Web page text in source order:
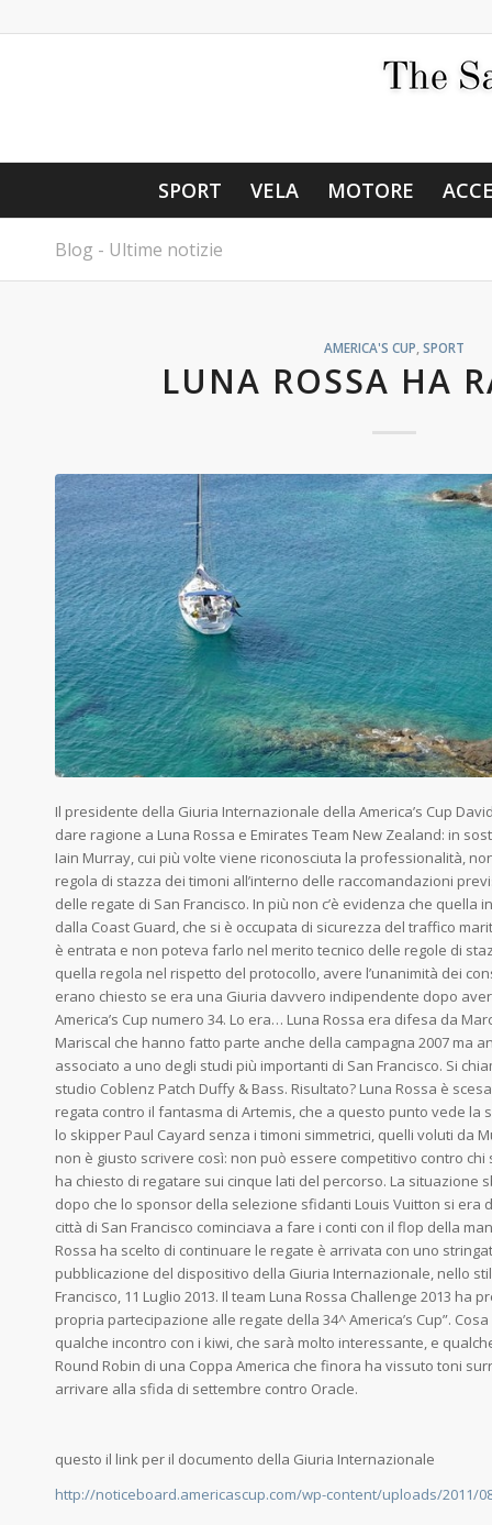
SPORT VELA MOTORE
Blog - Ultime notizie
AMERICA'S CUP ,SPORT
LUNA ROSSA HA
Il presidente della Giuria Internazionale della America’s Cup
dare ragione a Luna Rossa e Emirates Team New Zealand: in
Iain Murray, cui più volte viene riconosciuta la professionalità,
regola di stazza dei timoni all’interno delle raccomandazioni
delle regate di San Francisco. In più non c’è evidenza che
dalla Coast Guard, che si è occupata di sicurezza del traffico
è entrata e non poteva farlo nel merito tecnico delle regole di
quella regola nel rispetto del protocollo, avere l’unanimità dei
erano chiesto se era una Giuria davvero indipendente dopo
America’s Cup numero 34. Lo era… Luna Rossa era difesa da
Mariscal che hanno fatto parte anche della campagna 2007 ma
associato a uno degli studi più importanti di San Francisco. Si
studio Coblenz Patch Duffy & Bass. Risultato? Luna Rossa è
regata contro il fantasma di Artemis, che a questo punto vede la
lo skipper Paul Cayard senza i timoni simmetrici, quelli voluti da
non è giusto scrivere così: non può essere competitivo contro
ha chiesto di regatare sui cinque lati del percorso. La situazione
dopo che lo sponsor della selezione sfidanti Louis Vuitton si era
città di San Francisco cominciava a fare i conti con il flop della
Rossa ha scelto di continuare le regate è arrivata con uno
pubblicazione del dispositivo della Giuria Internazionale, nello
Francisco, 11 Luglio 2013. Il team Luna Rossa Challenge 2013 ha
propria partecipazione alle regate della 34^ America’s Cup”.
qualche incontro con i kiwi, che sarà molto interessante, e
Round Robin di una Coppa America che finora ha vissuto toni
arrivare alla sfida di settembre contro Oracle.
questo il link per il documento della Giuria Internazionale
http://noticeboard.americascup.com/wp-content/uploads/2011/